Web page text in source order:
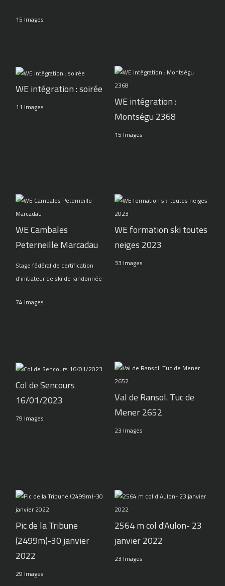
15 Images
WE intégration : soirée
11 Images
WE intégration :
Montségu 2368
15 Images
WE Cambales
Peterneille Marcadau
Stage fédéral de certification
d'initiateur de ski de randonnée
74 Images
WE formation ski toutes
neiges 2023
33 Images
Col de Sencours
16/01/2023
79 Images
Val de Ransol. Tuc de
Mener 2652
23 Images
Pic de la Tribune
(2499m)-30 janvier
2022
29 Images
2564 m col d'Aulon- 23
janvier 2022
23 Images